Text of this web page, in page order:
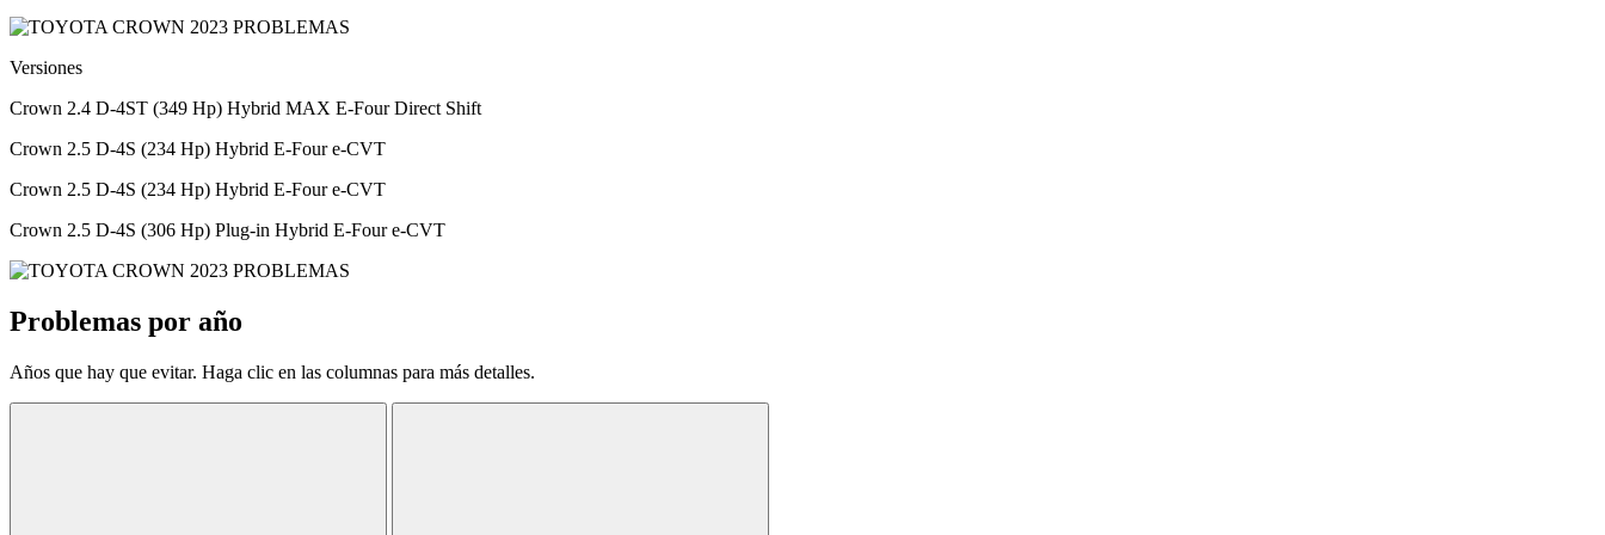
Versiones
Crown 2.4 D-4ST (349 Hp) Hybrid MAX E-Four Direct Shift
Crown 2.5 D-4S (234 Hp) Hybrid E-Four e-CVT
Crown 2.5 D-4S (234 Hp) Hybrid E-Four e-CVT
Crown 2.5 D-4S (306 Hp) Plug-in Hybrid E-Four e-CVT
Problemas por año
Años que hay que evitar. Haga clic en las columnas para más detalles.